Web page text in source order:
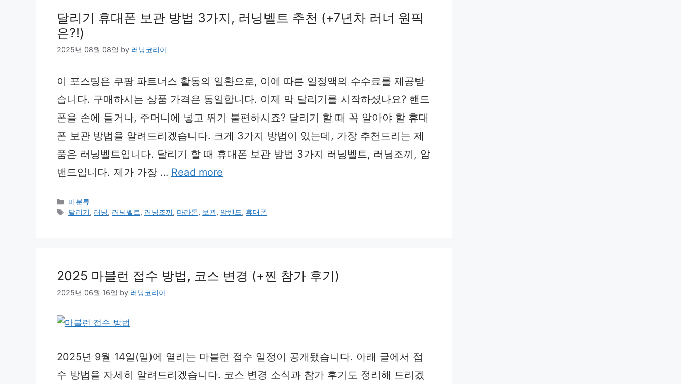
달리기 휴대폰 보관 방법 3가지, 러닝벨트 추천 (+7년차 러너 원픽
은?!)
2025년 08월 08일 by 러닝코리아
이 포스팅은 쿠팡 파트너스 활동의 일환으로, 이에 따른 일정액의 수수료를 제공받
습니다. 구매하시는 상품 가격은 동일합니다. 이제 막 달리기를 시작하셨나요? 핸드
폰을 손에 들거나, 주머니에 넣고 뛰기 불편하시죠? 달리기 할 때 꼭 알아야 할 휴대
폰 보관 방법을 알려드리겠습니다. 크게 3가지 방법이 있는데, 가장 추천드리는 제
품은 러닝벨트입니다. 달리기 할 때 휴대폰 보관 방법 3가지 러닝벨트, 러닝조끼, 암
밴드입니다. 제가 가장 … Read more
Categories
미분류
Tags
달리기, 러닝, 러닝벨트, 러닝조끼, 마라톤, 보관, 암밴드, 휴대폰
2025 마블런 접수 방법, 코스 변경 (+찐 참가 후기)
2025년 06월 16일 by 러닝코리아
2025년 9월 14일(일)에 열리는 마블런 접수 일정이 공개됐습니다. 아래 글에서 접
수 방법을 자세히 알려드리겠습니다. 코스 변경 소식과 참가 후기도 정리해 드리겠